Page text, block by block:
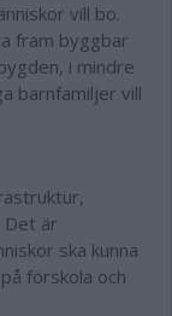
vill bo.
fram byggbar
i mindre
barnfamiljer vill
Det är
ska kunna
förskola och